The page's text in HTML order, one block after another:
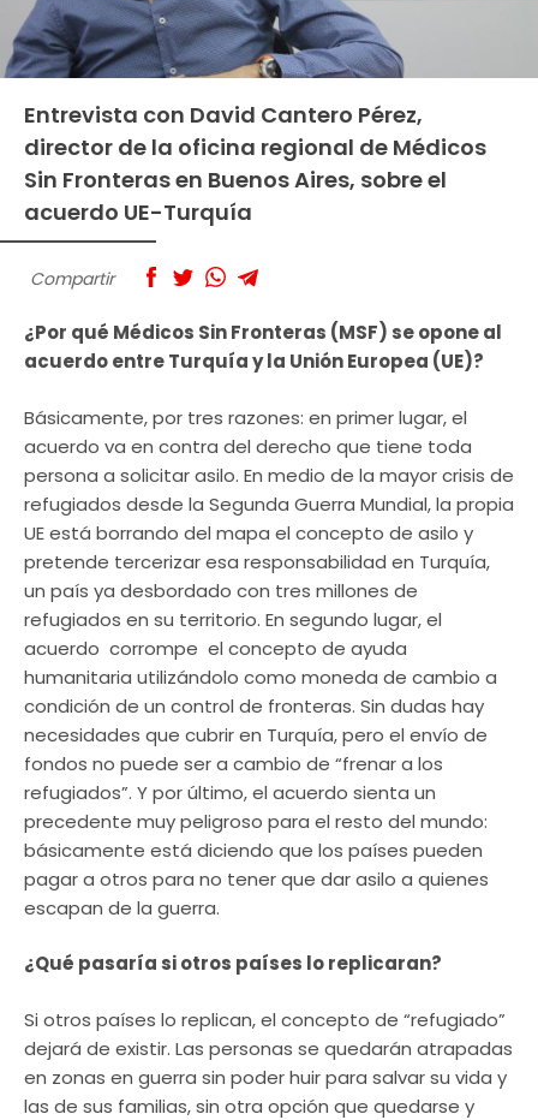
Entrevista con David Cantero Pérez,
director de la oficina regional de Médicos
Sin Fronteras en Buenos Aires, sobre el
acuerdo UE-Turquía
Compartir
¿Por qué Médicos Sin Fronteras (MSF) se opone al
acuerdo entre Turquía y la Unión Europea (UE)?
Básicamente, por tres razones: en primer lugar, el
acuerdo va en contra del derecho que tiene toda
persona a solicitar asilo. En medio de la mayor crisis de
refugiados desde la Segunda Guerra Mundial, la propia
UE está borrando del mapa el concepto de asilo y
pretende tercerizar esa responsabilidad en Turquía,
un país ya desbordado con tres millones de
refugiados en su territorio. En segundo lugar, el
acuerdo corrompe el concepto de ayuda
humanitaria utilizándolo como moneda de cambio a
condición de un control de fronteras. Sin dudas hay
necesidades que cubrir en Turquía, pero el envío de
fondos no puede ser a cambio de “frenar a los
refugiados”. Y por último, el acuerdo sienta un
precedente muy peligroso para el resto del mundo:
básicamente está diciendo que los países pueden
pagar a otros para no tener que dar asilo a quienes
escapan de la guerra.
¿Qué pasaría si otros países lo replicaran?
Si otros países lo replican, el concepto de “refugiado”
dejará de existir. Las personas se quedarán atrapadas
en zonas en guerra sin poder huir para salvar su vida y
las de sus familias, sin otra opción que quedarse y